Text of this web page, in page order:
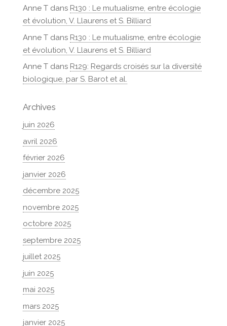
Anne Tdans R130 : Le mutualisme, entre écologie
et évolution, V. Llaurens et S. Billiard
Anne Tdans R130 : Le mutualisme, entre écologie
et évolution, V. Llaurens et S. Billiard
Anne Tdans R129: Regards croisés sur la diversité
biologique, par S. Barot et al.
Archives
juin 2026
avril 2026
février 2026
janvier 2026
décembre 2025
novembre 2025
octobre 2025
septembre 2025
juillet 2025
juin 2025
mai 2025
mars 2025
janvier 2025